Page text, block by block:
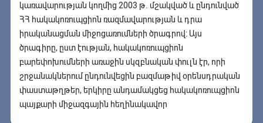
կառավարության կողմից 2003 թ. մշակված և ընդունված
ՀՀ հակակոռուպցիոն ռազմավարության և դրա
իրականացման միջոցառումների ծրագրով: Այս
ծրագիրը, ըստ էության, հակակոռուպցիոն
բարեփոխումների առաջին սկզբնական փուլն էր, որի
շրջանակներում ընդունվեցին բազմաթիվ օրենսդրական
փաստաթղթեր, երկիրը անդամակցեց հակակոռուպցիոն
պայքարի միջազգային հեղինակավոր